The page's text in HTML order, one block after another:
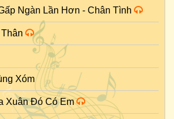
Ngàn Lần Hơn - Chân Tình
Xóm
Xuân Đó Có Em